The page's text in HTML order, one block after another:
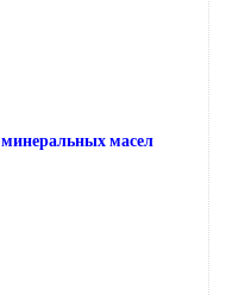
минеральных масел